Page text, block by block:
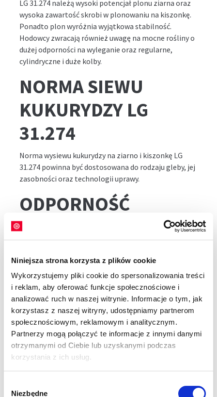
Niniejsza strona korzysta z plików cookie
Wykorzystujemy pliki cookie do spersonalizowania treści
i reklam, aby oferować funkcje społecznościowe i
analizować ruch w naszej witrynie. Informacje o tym, jak
korzystasz z naszej witryny, udostępniamy partnerom
społecznościowym, reklamowym i analitycznym.
Partnerzy mogą połączyć te informacje z innymi danymi
otrzymanymi od Ciebie lub uzyskanymi podczas
korzystania z ich usług.
zgody
Niezbędne
LG 31.274 należą wysoki potencjał plonu ziarna oraz
wysoka zawartość skrobi w plonowaniu na kiszonkę.
Ponadto plon wyróżnia wyjątkowa stabilność.
Hodowcy zwracają również uwagę na mocne rośliny o
dużej odporności na wyleganie oraz regularne,
cylindryczne i duże kolby.
NORMA SIEWU
KUKURYDZY LG
31.274
Norma wysiewu kukurydzy na ziarno i kiszonkę LG
31.274 powinna być dostosowana do rodzaju gleby, jej
zasobności oraz technologii uprawy.
ODPORNOŚĆ
ODMIANY
KUKURYDZY NA
KISZONKĘ I ZIARNO
LG 31.274
Kukurydza LG 31.274 cechuje się bardzo dobrą
odpornością na wyleganie. Ponadto roślina wykazuje
bardzo dobrą tolerancję na warunki stresowe, co jest
kluczowe w zmiennych warunkach pogodowych.
NASIONA